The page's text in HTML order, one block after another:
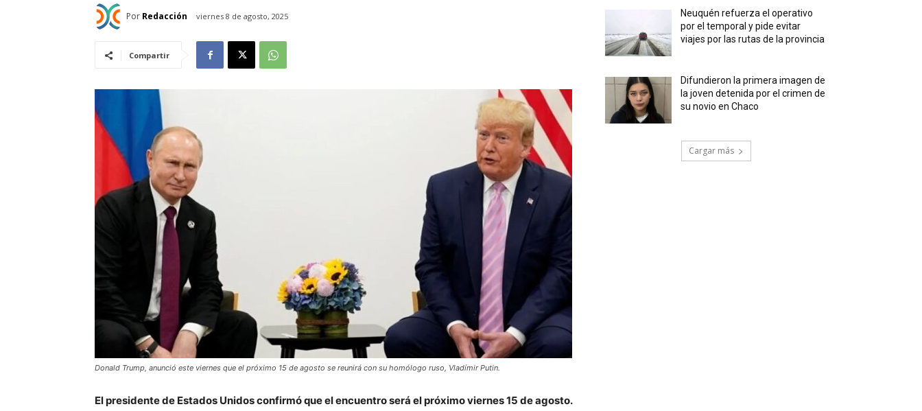
Argentina
Por Redacción viernes 8 de agosto, 2025
Compartir
Donald Trump, anunció este viernes que el próximo 15 de agosto se reunirá con su homólogo ruso, Vladímir Putin.
El presidente de Estados Unidos confirmó que el encuentro será el próximo viernes 15 de agosto.
Neuquén refuerza el operativo
por el temporal y pide evitar
viajes por las rutas de la provincia
Difundieron la primera imagen de
la joven detenida por el crimen de
su novio en Chaco
Cargar más